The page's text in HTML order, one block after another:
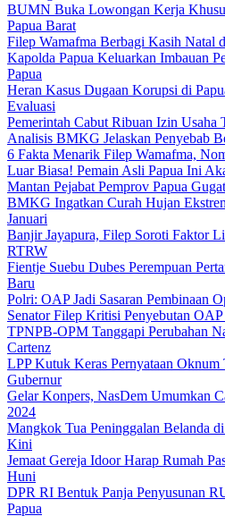
BUMN Buka Lowongan Kerja
Papua Barat
Filep Wamafma Berbagi Kasih Natal
Kapolda Papua Keluarkan Imbauan
Papua
Heran Kasus Dugaan Korupsi di
Evaluasi
Pemerintah Cabut Ribuan Izin Usaha
Analisis BMKG Jelaskan Penyebab
6 Fakta Menarik Filep Wamafma,
Luar Biasa! Pemain Asli Papua Ini
Mantan Pejabat Pemprov Papua
BMKG Ingatkan Curah Hujan
Januari
Banjir Jayapura, Filep Soroti Faktor
RTRW
Fientje Suebu Dubes Perempuan
Baru
Polri: OAP Jadi Sasaran Pembinaan
Senator Filep Kritisi Penyebutan
TPNPB-OPM Tanggapi Perubahan
Cartenz
LPP Kutuk Keras Pernyataan
Gubernur
Gelar Konpers, NasDem Umumkan
2024
Mangkok Tua Peninggalan Belanda
Kini
Jemaat Gereja Idoor Harap Rumah
Huni
DPR RI Bentuk Panja Penyusunan
Papua